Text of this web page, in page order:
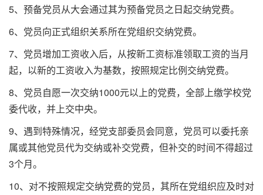
5、预备党员从大会通过其为预备党员之日起交纳党费。
6、党员向正式组织关系所在党组织交纳党费。
7、党员增加工资收入后，从按新工资标准领取工资的当月
起，以新的工资收入为基数，按照规定比例交纳党费。
8、党员自愿一次交纳1000元以上的党费，全部上缴学校党
委代收，并上交中央。
9、遇到特殊情况，经党支部委员会同意，党员可以委托亲
属或其他党员代为交纳或补交党费，但补交的时间不得超过
3个月。
10、对不按照规定交纳党费的党员，其所在党组织应及时对